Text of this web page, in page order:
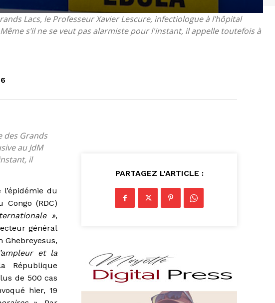
Lacs, le Professeur Xavier Lescure, infectiologue à l’hôpital
s’il ne se veut pas alarmiste pour l'instant, il appelle toutefois à
des Grands
au JdM
il
du
(RDC)
»,
général
Ghebreyesus,
et la
de 500 cas
hier, 19
PARTAGEZ L'ARTICLE :